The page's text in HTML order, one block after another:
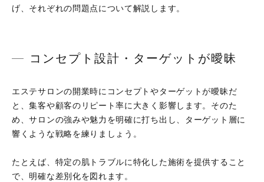
げ、それぞれの問題点について解説します。
コンセプト設計・ターゲットが曖昧
エステサロンの開業時にコンセプトやターゲットが曖昧だ
と、集客や顧客のリピート率に大きく影響します。そのた
め、サロンの強みや魅力を明確に打ち出し、ターゲット層に
響くような戦略を練りましょう。
たとえば、特定の肌トラブルに特化した施術を提供すること
で、明確な差別化を図れます。